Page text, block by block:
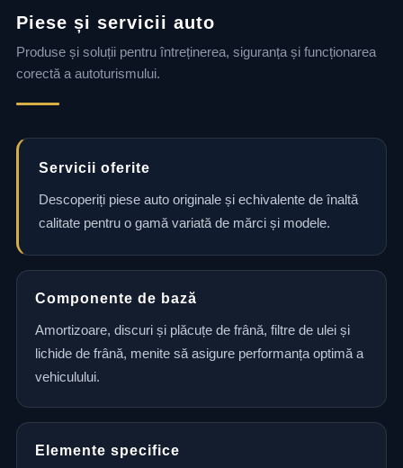
Piese și servicii auto
Produse și soluții pentru întreținerea, siguranța și funcționarea
corectă a autoturismului.
Servicii oferite
Descoperiți piese auto originale și echivalente de înaltă
calitate pentru o gamă variată de mărci și modele.
Componente de bază
Amortizoare, discuri și plăcuțe de frână, filtre de ulei și
lichide de frână, menite să asigure performanța optimă a
vehiculului.
Elemente specifice